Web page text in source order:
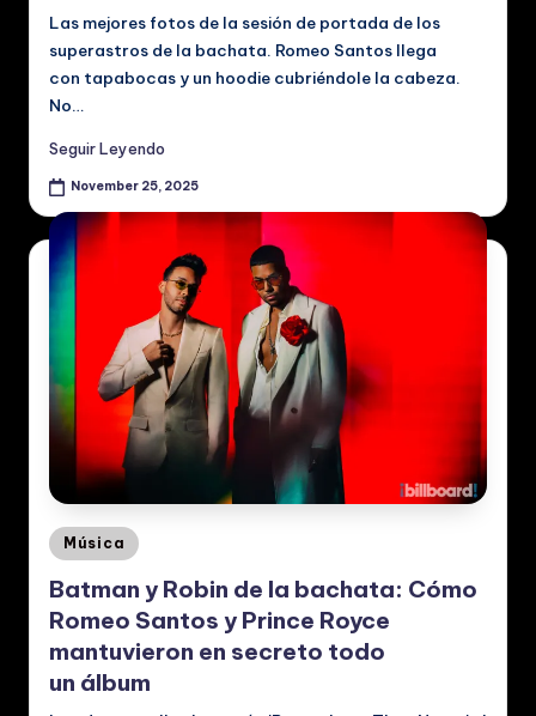
Las mejores fotos de la sesión de portada de los
superastros de la bachata. Romeo Santos llega
con tapabocas y un hoodie cubriéndole la cabeza.
No…
Seguir Leyendo
November 25, 2025
Posted
in
Música
Batman y Robin de la bachata: Cómo
Romeo Santos y Prince Royce
mantuvieron en secreto todo
un álbum